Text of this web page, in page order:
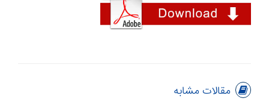
مقالات مشابه